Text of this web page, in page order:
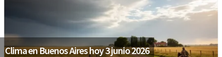
Clima en Buenos Aires hoy 3 junio 2026